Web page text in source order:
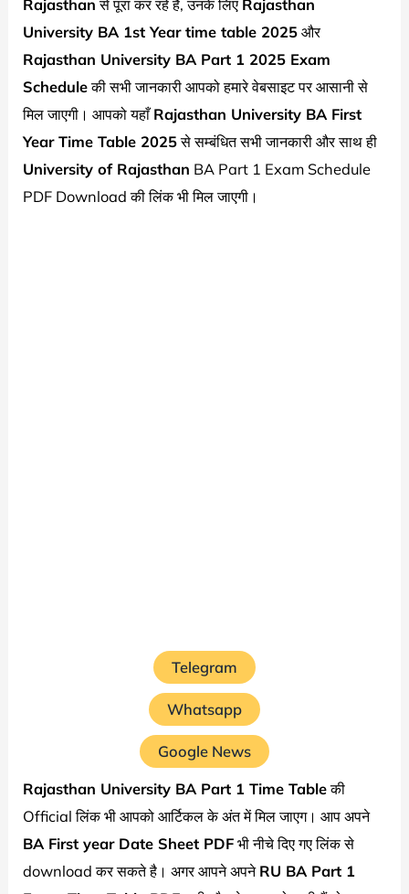
Rajasthan से पूरा कर रहे हैं, उनके लिए Rajasthan
University BA 1st Year time table 2025 और
Rajasthan University BA Part 1 2025 Exam
Scheduleकी सभी जानकारी आपको हमारे वेबसाइट पर आसानी से
मिल जाएगी। आपको यहाँ Rajasthan University BA First
Year Time Table 2025से सम्बंधित सभी जानकारी और साथ ही
University of Rajasthan BA Part 1 Exam Schedule
PDF Download की लिंक भी मिल जाएगी।
Telegram
Whatsapp
Google News
Rajasthan University BA Part 1 Time Tableकी
Official लिंक भी आपको आर्टिकल के अंत में मिल जाएग। आप अपने
BA First year Date Sheet PDF भी नीचे दिए गए लिंक से
download कर सकते है। अगर आपने अपने RU BA Part 1